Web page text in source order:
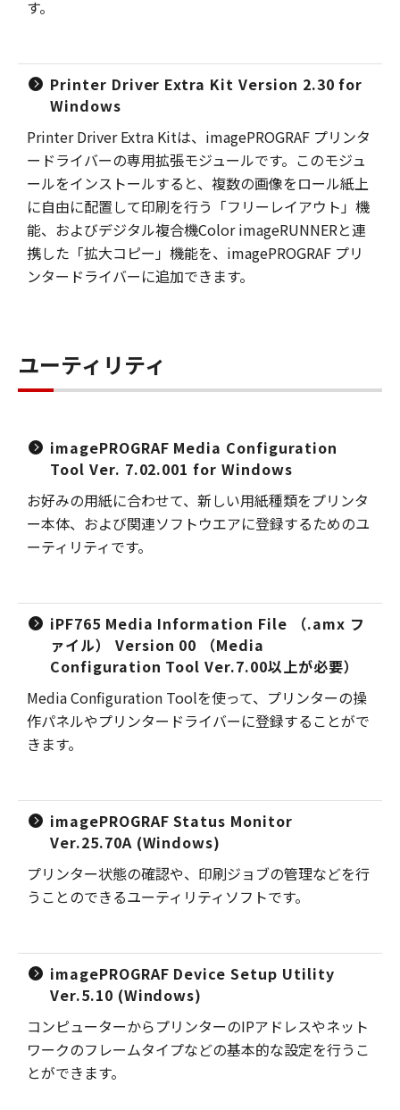
す。
Printer Driver Extra Kit Version 2.30 for
Windows
Printer Driver Extra Kitは、imagePROGRAF プリンタ
ードライバーの専用拡張モジュールです。このモジュ
ールをインストールすると、複数の画像をロール紙上
に自由に配置して印刷を行う「フリーレイアウト」機
能、およびデジタル複合機Color imageRUNNERと連
携した「拡大コピー」機能を、imagePROGRAF プリ
ンタードライバーに追加できます。
ユーティリティ
imagePROGRAF Media Configuration
Tool Ver. 7.02.001 for Windows
お好みの用紙に合わせて、新しい用紙種類をプリンタ
ー本体、および関連ソフトウエアに登録するためのユ
ーティリティです。
iPF765 Media Information File （.amx フ
ァイル） Version 00 （Media
Configuration Tool Ver.7.00以上が必要）
Media Configuration Toolを使って、プリンターの操
作パネルやプリンタードライバーに登録することがで
きます。
imagePROGRAF Status Monitor
Ver.25.70A (Windows)
プリンター状態の確認や、印刷ジョブの管理などを行
うことのできるユーティリティソフトです。
imagePROGRAF Device Setup Utility
Ver.5.10 (Windows)
コンピューターからプリンターのIPアドレスやネット
ワークのフレームタイプなどの基本的な設定を行うこ
とができます。